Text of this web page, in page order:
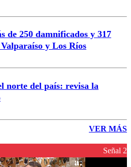
de 250 damnificados y 317
y Los Ríos
norte del país: revisa la
VER MÁS
Señal 2